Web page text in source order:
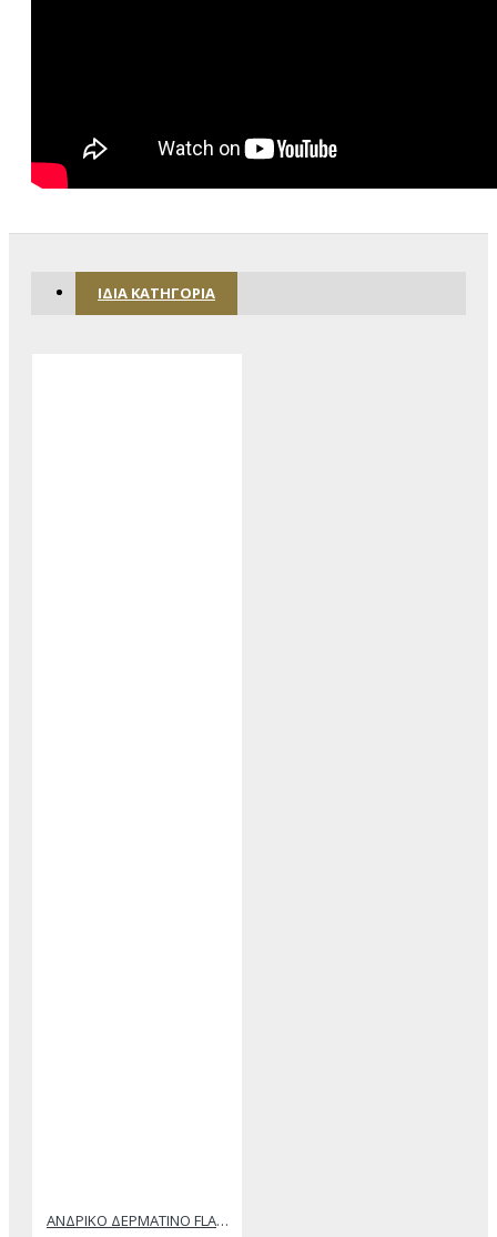
ΊΔΙΑ ΚΑΤΗΓΟΡΊΑ
ΑΝΔΡΙΚΟ ΔΕΡΜΑΤΙΝΟ FLAT ΣΑΝΔΑΛΙ ΜΑΥΡΟ ΔΟΥΚΑΣ